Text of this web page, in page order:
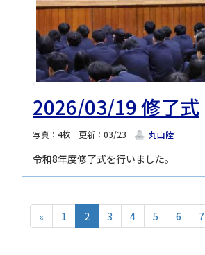
2026/03/19 修了式
写真：4枚 更新：03/23 丸山陸
令和8年度修了式を行いました。
« 1 2 3 4 5 6 7